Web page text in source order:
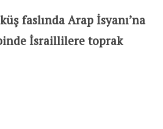
faslında Arap İsyanı’na
İsraillilere toprak